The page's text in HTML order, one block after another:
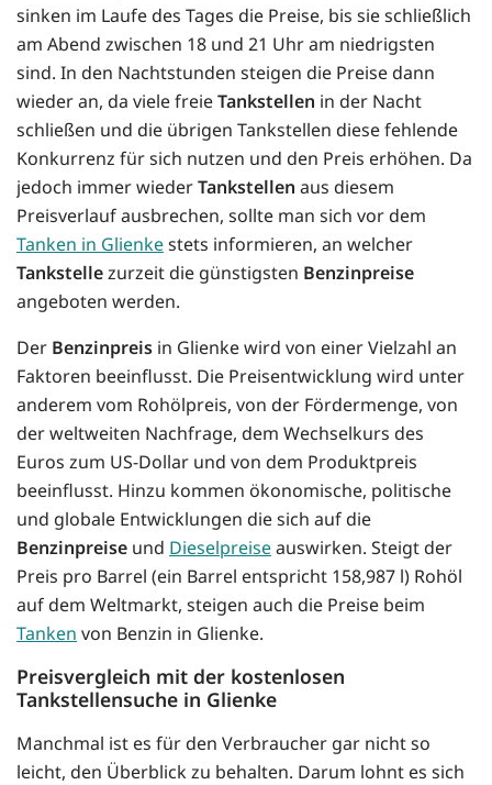
sinken im Laufe des Tages die Preise, bis sie schließlich
am Abend zwischen 18 und 21 Uhr am niedrigsten
sind. In den Nachtstunden steigen die Preise dann
wieder an, da viele freieTankstellen in der Nacht
schließen und die übrigen Tankstellen diese fehlende
Konkurrenz für sich nutzen und den Preis erhöhen. Da
jedoch immer wiederTankstellen aus diesem
Preisverlauf ausbrechen, sollte man sich vor dem
Tanken in Glienkestets informieren, an welcher
Tankstellezurzeit die günstigsten Benzinpreise
angeboten werden.
Der Benzinpreis in Glienke wird von einer Vielzahl an
Faktoren beeinflusst. Die Preisentwicklung wird unter
anderem vom Rohölpreis, von der Fördermenge, von
der weltweiten Nachfrage, dem Wechselkurs des
Euros zum US-Dollar und von dem Produktpreis
beeinflusst. Hinzu kommen ökonomische, politische
und globale Entwicklungen die sich auf die
Benzinpreise und Dieselpreiseauswirken. Steigt der
Preis pro Barrel (ein Barrel entspricht 158,987 l) Rohöl
auf dem Weltmarkt, steigen auch die Preise beim
Tanken von Benzin in Glienke.
Preisvergleich mit der kostenlosen
Tankstellensuche in Glienke
Manchmal ist es für den Verbraucher gar nicht so
leicht, den Überblick zu behalten. Darum lohnt es sich